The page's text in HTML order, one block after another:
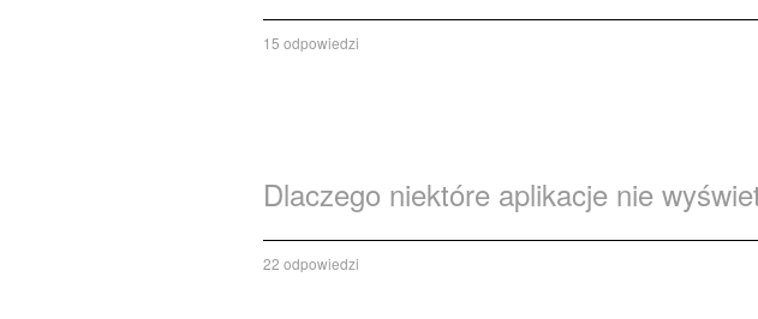
15 odpowiedzi
Dlaczego niektóre aplikacje nie
22 odpowiedzi